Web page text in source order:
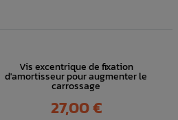
Vis excentrique de fixation
d'amortisseur pour augmenter le
carrossage
Prix
27,00 €